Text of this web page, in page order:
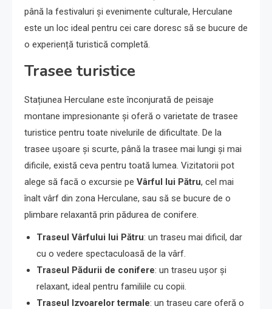
până la festivaluri și evenimente culturale, Herculane
este un loc ideal pentru cei care doresc să se bucure de
o experiență turistică completă.
Trasee turistice
Stațiunea Herculane este înconjurată de peisaje
montane impresionante și oferă o varietate de trasee
turistice pentru toate nivelurile de dificultate. De la
trasee ușoare și scurte, până la trasee mai lungi și mai
dificile, există ceva pentru toată lumea. Vizitatorii pot
alege să facă o excursie pe Vârful lui Pătru, cel mai
înalt vârf din zona Herculane, sau să se bucure de o
plimbare relaxantă prin pădurea de conifere.
Traseul Vârfului lui Pătru: un traseu mai dificil, dar
cu o vedere spectaculoasă de la vârf.
Traseul Pădurii de conifere: un traseu ușor și
relaxant, ideal pentru familiile cu copii.
Traseul Izvoarelor termale: un traseu care oferă o